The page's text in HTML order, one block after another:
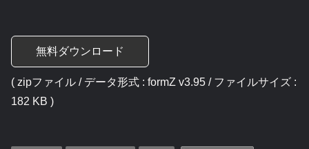
無料ダウンロード
( zipファイル / データ形式 : formZ v3.95 / ファイルサイズ :
182 KB )